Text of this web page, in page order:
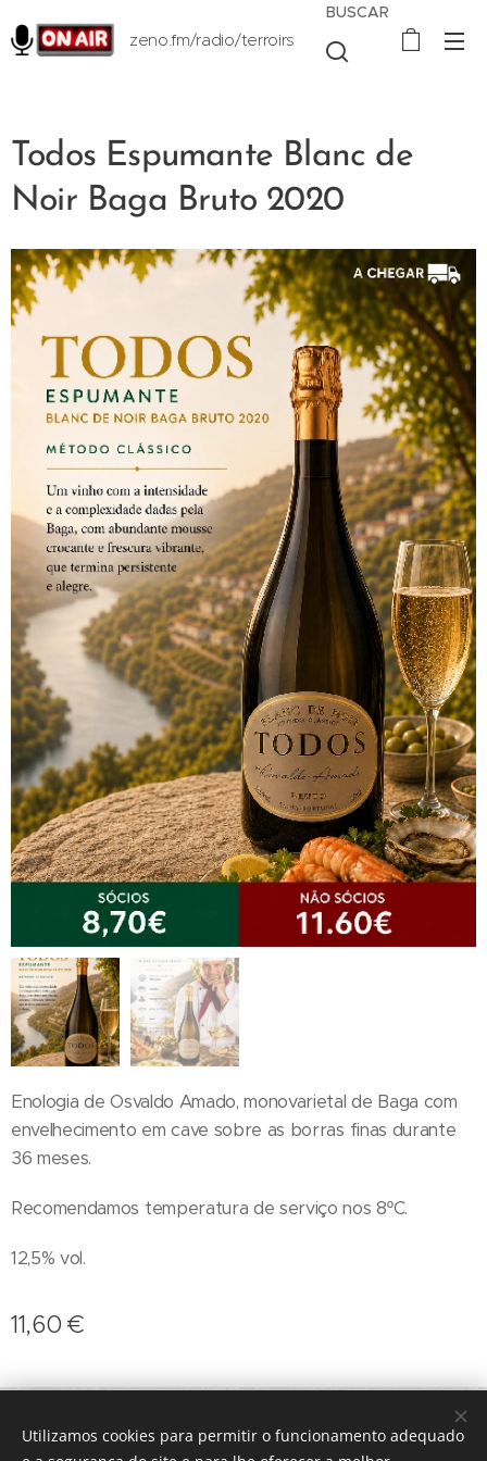
zeno.fm/radio/terroirs
BUSCAR
Todos Espumante Blanc de
Noir Baga Bruto 2020
Enologia de Osvaldo Amado, monovarietal de Baga com
envelhecimento em cave sobre as borras finas durante
36 meses.
Recomendamos temperatura de serviço nos 8ºC.
12,5% vol.
11,60 €
Desenvolvido por Webnode Cookies
Utilizamos cookies para permitir o funcionamento adequado